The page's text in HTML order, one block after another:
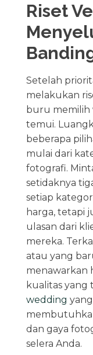
Riset
Setelah
melakukan
buru memilih
temui.
beberapa
mulai dari
fotografi.
setidaknya
setiap
harga, tetapi
ulasan dari
mereka.
atau yang
menawarkan
kualitas yang
wedding
dan gaya
selera Anda.